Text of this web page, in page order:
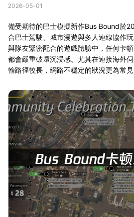
2026-05-01
備受期待的巴士模擬新作Bus Bound於
合巴士駕駛、城市漫遊與多人連線協作
與隊友緊密配合的遊戲體驗中，任何卡
都會嚴重破壞沉浸感。尤其在連接海外
輸路徑較長，網路不穩定的狀況更為常見